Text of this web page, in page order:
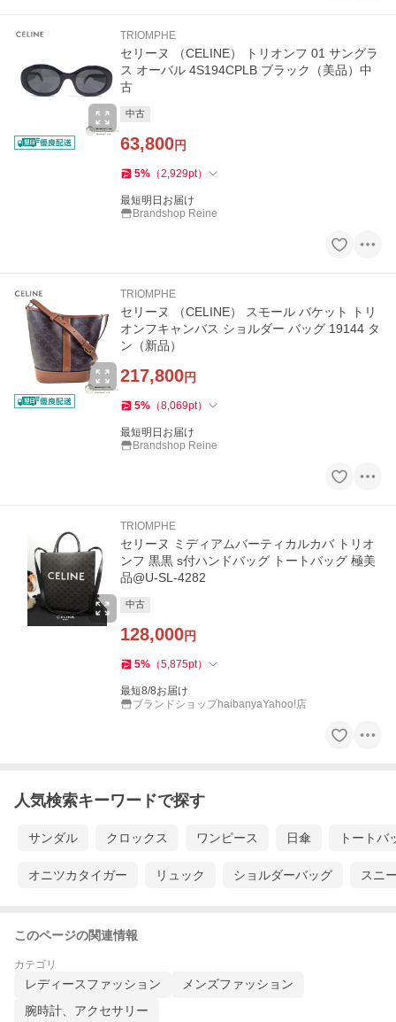
TRIOMPHE
セリーヌ （CELINE） トリオンフ 01 サングラ
ス オーバル 4S194CPLB ブラック（美品）中
古
中古
63,800円
5% （2,929pt）
最短明日お届け
Brandshop Reine
TRIOMPHE
セリーヌ （CELINE） スモール バケット トリ
オンフキャンバス ショルダー バッグ 19144 タ
ン（新品）
217,800円
5% （8,069pt）
最短明日お届け
Brandshop Reine
TRIOMPHE
セリーヌ ミディアムバーティカルカバ トリオ
ンフ 黒黒 s付ハンドバッグ トートバッグ 極美
品@U-SL-4282
中古
128,000円
5% （5,875pt）
最短8/8お届け
ブランドショップhaibanyaYahoo!店
人気検索キーワードで探す
サンダル クロックス ワンピース 日傘 トートバ
オニツカタイガー リュック ショルダーバッグ スニ
このページの関連情報
カテゴリ
レディースファッション
メンズファッション
腕時計、アクセサリー